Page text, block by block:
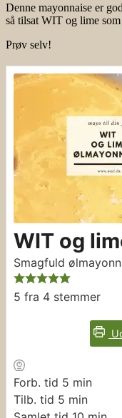
Denne mayonnaise er
så tilsat WIT og lime
Prøv selv!
WIT og
Smagfuld
5 fra 4 stemmer
Forb. tid 5 minutter
min
Tilb. tid 5 minutter
min